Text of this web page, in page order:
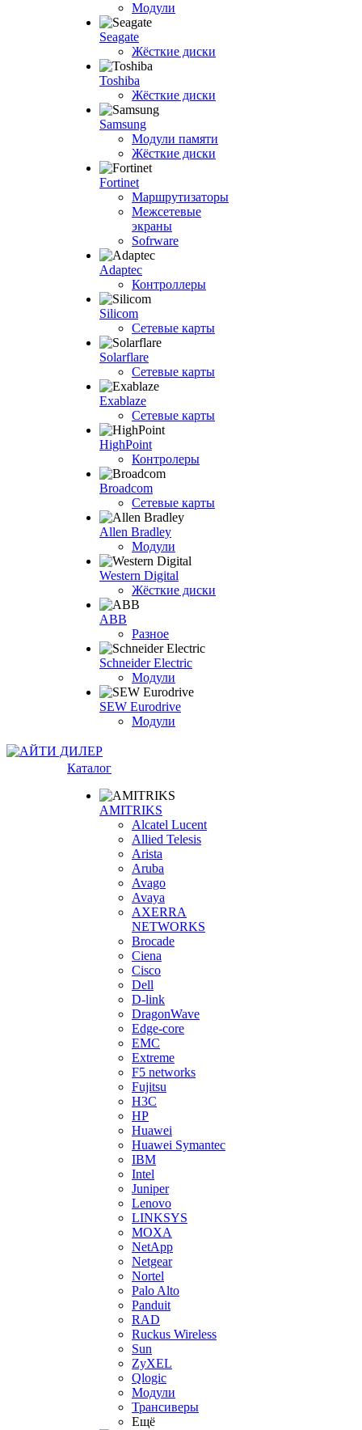
Модули
Seagate
Жёсткие диски
Toshiba
Жёсткие диски
Samsung
Модули памяти
Жёсткие диски
Fortinet
Маршрутизаторы
Межсетевые
экраны
Sofrware
Adaptec
Контроллеры
Silicom
Сетевые карты
Solarflare
Сетевые карты
Exablaze
Сетевые карты
HighPoint
Контролеры
Broadcom
Сетевые карты
Allen Bradley
Модули
Western Digital
Жёсткие диски
ABB
Разное
Schneider Electric
Модули
SEW Eurodrive
Модули
Каталог
AMITRIKS
Alcatel Lucent
Allied Telesis
Arista
Aruba
Avago
Avaya
AXERRA
NETWORKS
Brocade
Ciena
Cisco
Dell
D-link
DragonWave
Edge-core
EMC
Extreme
F5 networks
Fujitsu
H3С
HP
Huawei
Huawei Symantec
IBM
Intel
Juniper
Lenovo
LINKSYS
MOXA
NetApp
Netgear
Nortel
Palo Alto
Panduit
RAD
Ruckus Wireless
Sun
ZyXEL
Qlogic
Модули
Трансиверы
Ещё